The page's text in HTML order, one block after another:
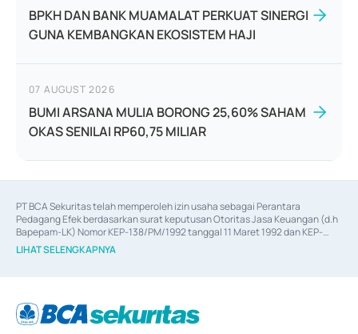
BPKH DAN BANK MUAMALAT PERKUAT SINERGI
GUNA KEMBANGKAN EKOSISTEM HAJI
07 AUGUST 2026
BUMI ARSANA MULIA BORONG 25,60% SAHAM
OKAS SENILAI RP60,75 MILIAR
PT BCA Sekuritas telah memperoleh izin usaha sebagai Perantara
Pedagang Efek berdasarkan surat keputusan Otoritas Jasa Keuangan (d.h
Bapepam-LK) Nomor KEP-138/PM/1992 tanggal 11 Maret 1992 dan KEP-
06/D.04/2014 tanggal 28 Februari 2014, izin usaha sebagai Penjamin Emisi
Efek berdasarkan surat keputusan Otoritas Jasa Keuangan Nomor KEP-
berdasarkan surat keputusan Otoritas Jasa Keuangan Nomor S-
67/PM.21/2017 tanggal 3 Februari 2017, dan beberapa izin usaha lainnya
LIHAT SELENGKAPNYA